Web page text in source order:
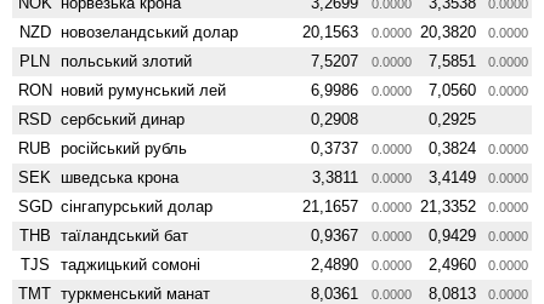
0.0000 0.0000
NZD ново­зеландський долар 20,1563 0.0000 20,3820 0.0000
PLN польський злотий 7,5207 0.0000 7,5851 0.0000
RON новий румунський лей 6,9986 0.0000 7,0560 0.0000
RSD сербський динар 0,2908
0,2925
RUB
російський рубль 0,3737 0.0000 0,3824 0.0000
SEK шведська крона 3,3811 0.0000 3,4149 0.0000
SGD сінгапурський долар 21,1657 0.0000 21,3352 0.0000
THB таїландський бат 0,9367 0.0000 0,9429 0.0000
TJS таджицький сомоні 2,4890 0.0000 2,4960 0.0000
TMT туркменський манат 8,0361 0.0000 8,0813 0.0000